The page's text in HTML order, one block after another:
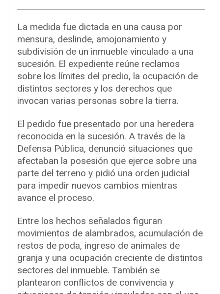
La medida fue dictada en una causa por
mensura, deslinde, amojonamiento y
subdivisión de un inmueble vinculado a una
sucesión. El expediente reúne reclamos
sobre los límites del predio, la ocupación de
distintos sectores y los derechos que
invocan varias personas sobre la tierra.
El pedido fue presentado por una heredera
reconocida en la sucesión. A través de la
Defensa Pública, denunció situaciones que
afectaban la posesión que ejerce sobre una
parte del terreno y pidió una orden judicial
para impedir nuevos cambios mientras
avance el proceso.
Entre los hechos señalados figuran
movimientos de alambrados, acumulación de
restos de poda, ingreso de animales de
granja y una ocupación creciente de distintos
sectores del inmueble. También se
plantearon conflictos de convivencia y